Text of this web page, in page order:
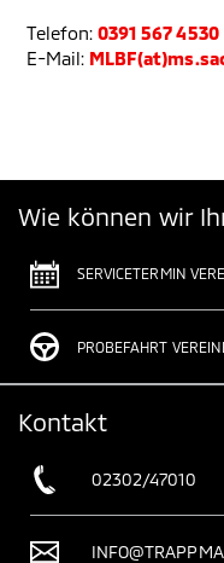
Telefon: 0391 567 4530
E-Mail:
Wie können wir
SERVICETERMIN
PROBEFAHRT
Kontakt
02302/47010